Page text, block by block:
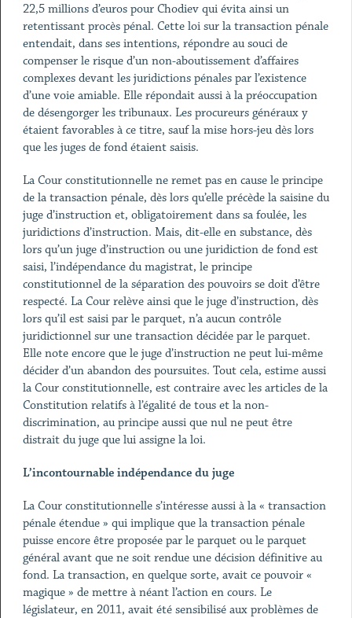
22,5 millions d’euros pour Chodiev qui évita ainsi un
retentissant procès pénal. Cette loi sur la transaction pénale
entendait, dans ses intentions, répondre au souci de
compenser le risque d’un non-aboutissement d’affaires
complexes devant les juridictions pénales par l’existence
d’une voie amiable. Elle répondait aussi à la préoccupation
de désengorger les tribunaux. Les procureurs généraux y
étaient favorables à ce titre, sauf la mise hors-jeu dès lors
que les juges de fond étaient saisis.
La Cour constitutionnelle ne remet pas en cause le principe
de la transaction pénale, dès lors qu’elle précède la saisine du
juge d’instruction et, obligatoirement dans sa foulée, les
juridictions d’instruction. Mais, dit-elle en substance, dès
lors qu’un juge d’instruction ou une juridiction de fond est
saisi, l’indépendance du magistrat, le principe
constitutionnel de la séparation des pouvoirs se doit d’être
respecté. La Cour relève ainsi que le juge d’instruction, dès
lors qu’il est saisi par le parquet, n’a aucun contrôle
juridictionnel sur une transaction décidée par le parquet.
Elle note encore que le juge d’instruction ne peut lui-même
décider d’un abandon des poursuites. Tout cela, estime aussi
la Cour constitutionnelle, est contraire avec les articles de la
Constitution relatifs à l’égalité de tous et la non-
discrimination, au principe aussi que nul ne peut être
distrait du juge que lui assigne la loi.
L’incontournable indépendance du juge
La Cour constitutionnelle s’intéresse aussi à la « transaction
pénale étendue » qui implique que la transaction pénale
puisse encore être proposée par le parquet ou le parquet
général avant que ne soit rendue une décision définitive au
fond. La transaction, en quelque sorte, avait ce pouvoir «
magique » de mettre à néant l’action en cours. Le
législateur, en 2011, avait été sensibilisé aux problèmes de